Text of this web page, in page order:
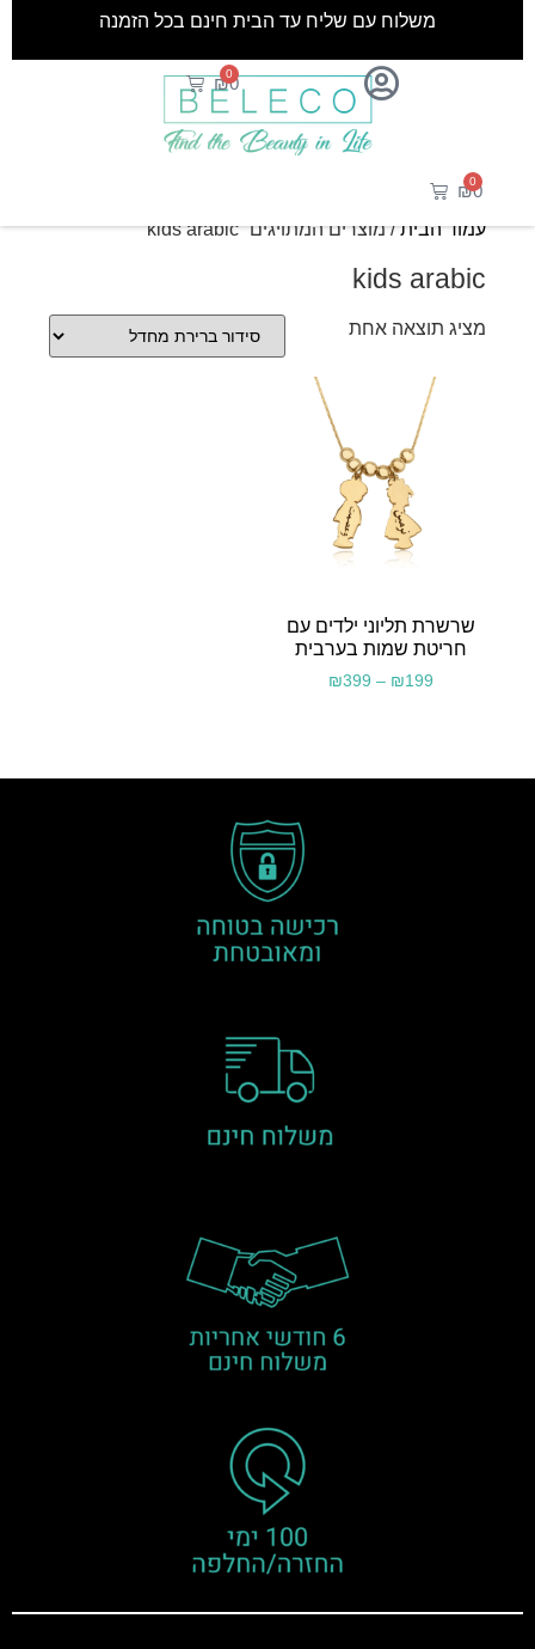
₪0
0
משלוח עם שליח עד הבית חינם בכל הזמנה
₪0
0
עמוד הבית/ מוצרים המתויגים “kids arabic”
kids arabic
מציג תוצאה אחת
שרשרת תליוני ילדים עם
חריטת שמות בערבית
₪199
–
₪399